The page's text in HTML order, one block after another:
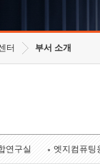
터 부서 소개
연구실 엣지컴퓨팅